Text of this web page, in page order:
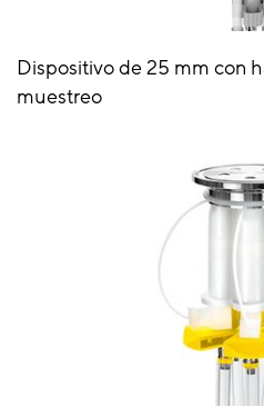
Dispositivo de 25 mm con
muestreo